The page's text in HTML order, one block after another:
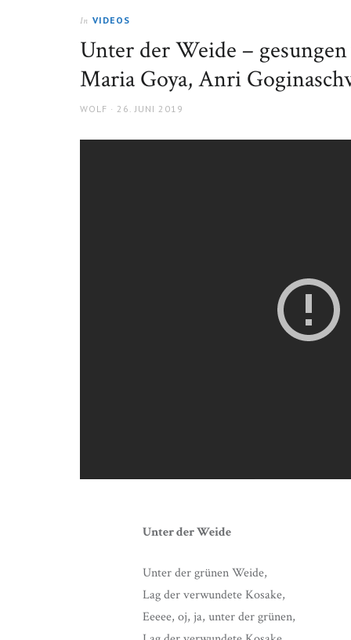
In VIDEOS
Unter der Weide –
Maria Goya, Anri
AUTHOR
WOLF
POSTED
26. JUNI 2019
Unter der Weide
Unter der grünen Weide,
Lag der verwundete Kosake,
Eeeee, oj, ja, unter der grünen,